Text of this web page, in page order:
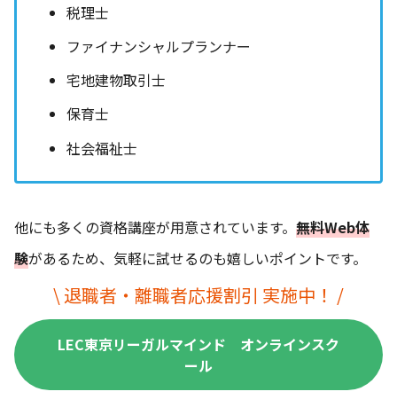
税理士
ファイナンシャルプランナー
宅地建物取引士
保育士
社会福祉士
他にも多くの資格講座が用意されています。 無料Web体
験があるため、気軽に試せるのも嬉しいポイントです。
\ 退職者・離職者応援割引 実施中！ /
LEC東京リーガルマインド オンラインスク
ール